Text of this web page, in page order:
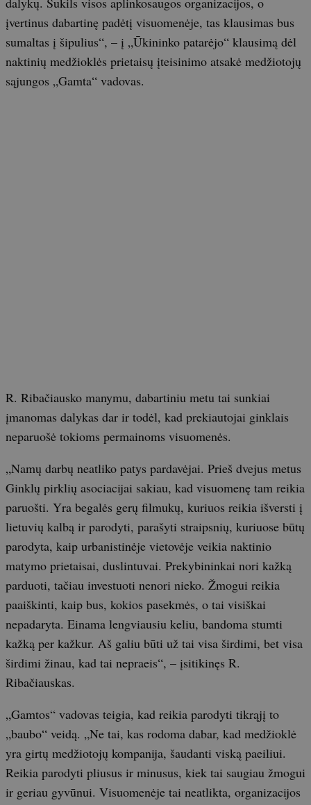
įvertinus dabartinę padėtį visuomenėje, tas klausimas bus
sumaltas į šipulius“, – į „Ūkininko patarėjo“ klausimą dėl
naktinių medžioklės prietaisų įteisinimo atsakė medžiotojų
sąjungos „Gamta“ vadovas.
R. Ribačiausko manymu, dabartiniu metu tai sunkiai
įmanomas dalykas dar ir todėl, kad prekiautojai ginklais
neparuošė tokioms permainoms visuomenės.
„Namų darbų neatliko patys pardavėjai. Prieš dvejus metus
Ginklų pirklių asociacijai sakiau, kad visuomenę tam reikia
paruošti. Yra begalės gerų filmukų, kuriuos reikia išversti į
lietuvių kalbą ir parodyti, parašyti straipsnių, kuriuose būtų
parodyta, kaip urbanistinėje vietovėje veikia naktinio
matymo prietaisai, duslintuvai. Prekybininkai nori kažką
parduoti, tačiau investuoti nenori nieko. Žmogui reikia
paaiškinti, kaip bus, kokios pasekmės, o tai visiškai
nepadaryta. Einama lengviausiu keliu, bandoma stumti
kažką per kažkur. Aš galiu būti už tai visa širdimi, bet visa
širdimi žinau, kad tai nepraeis“, – įsitikinęs R.
Ribačiauskas.
„Gamtos“ vadovas teigia, kad reikia parodyti tikrąjį to
„baubo“ veidą. „Ne tai, kas rodoma dabar, kad medžioklė
yra girtų medžiotojų kompanija, šaudanti viską paeiliui.
Reikia parodyti pliusus ir minusus, kiek tai saugiau žmogui
ir geriau gyvūnui. Visuomenėje tai neatlikta, organizacijos